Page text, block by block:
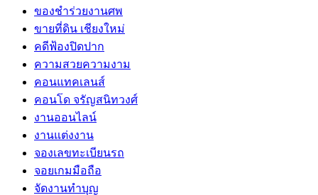
ของชำร่วยงานศพ
ขายที่ดิน เชียงใหม่
คดีฟ้องปิดปาก
ความสวยความงาม
คอนแทคเลนส์
คอนโด จรัญสนิทวงศ์
งานออนไลน์
งานแต่งงาน
จองเลขทะเบียนรถ
จอยเกมมือถือ
จัดงานทำบุญ